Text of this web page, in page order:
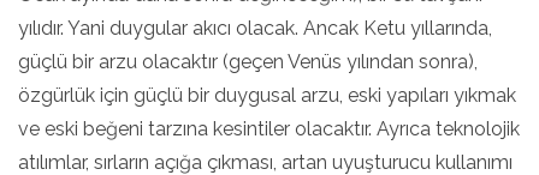
yılıdır. Yani duygular akıcı olacak. Ancak Ketu yıllarında,
güçlü bir arzu olacaktır (geçen Venüs yılından sonra),
özgürlük için güçlü bir duygusal arzu, eski yapıları yıkmak
ve eski beğeni tarzına kesintiler olacaktır. Ayrıca teknolojik
atılımlar, sırların açığa çıkması, artan uyuşturucu kullanımı